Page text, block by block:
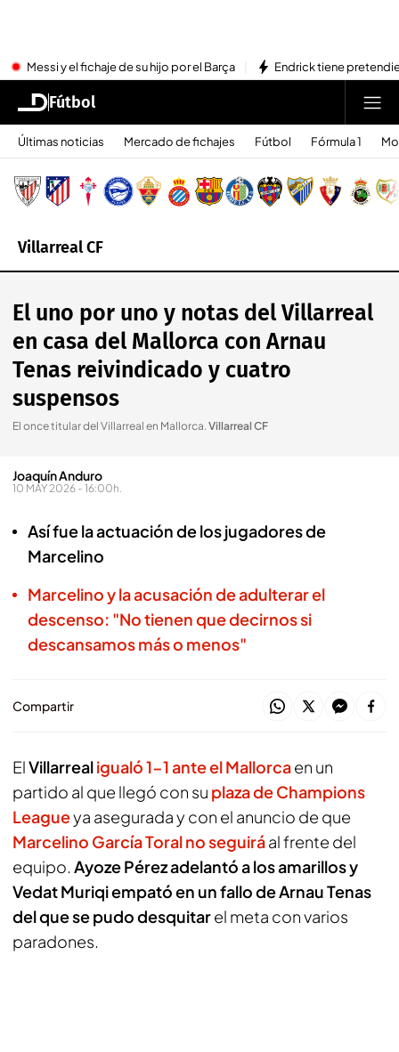
Messi y el fichaje de su hijo por el Barça Endrick tiene
Fútbol
Últimas noticias Mercado de fichajes Fútbol Fórmula 1
Villarreal CF
El uno por uno y notas del Villarreal
en casa del Mallorca con Arnau
Tenas reivindicado y cuatro
suspensos
El once titular del Villarreal en Mallorca.Villarreal CF
Joaquín Anduro
10 MAY 2026 - 16:00h.
Así fue la actuación de los jugadores de
Marcelino
Marcelino y la acusación de adulterar el
descenso: "No tienen que decirnos si
descansamos más o menos"
Compartir
ElVillarrealigualó 1-1 ante el Mallorcaen un
partido al que llegó con su plaza de Champions
Leagueya asegurada y con el anuncio de que
Marcelino García Toral no seguiráal frente del
equipo. Ayoze Pérez adelantó a los amarillos y
Vedat Muriqi empató en un fallo de Arnau Tenas
del que se pudo desquitarel meta con varios
paradones.